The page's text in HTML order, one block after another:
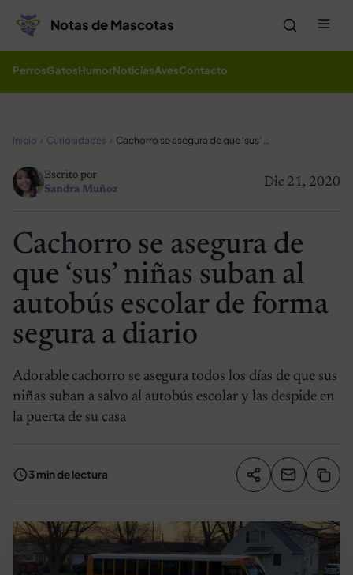
Notas de Mascotas
PerrosGatosHumorNoticiasAvesContacto
Inicio Curiosidades Cachorro se asegura de que ‘sus’ niñas suban al autobús escolar de forma segura a diario
Dic 21, 2020
Escrito por
Sandra Muñoz
Cachorro se asegura de
que ‘sus’ niñas suban al
autobús escolar de forma
segura a diario
Adorable cachorro se asegura todos los días de que sus
niñas suban a salvo al autobús escolar y las despide en
la puerta de su casa
3 min de lectura Compartir